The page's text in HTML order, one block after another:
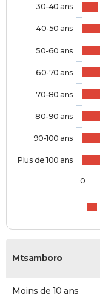
30-40 ans
40-50 ans
50-60 ans
60-70 ans
70-80 ans
80-90 ans
90-100 ans
Plus de 100 ans
0
Mtsamboro
Moins de 10 ans